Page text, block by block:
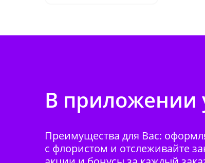
В приложении
Преимущества для Вас:
с флористом и отслеживайте